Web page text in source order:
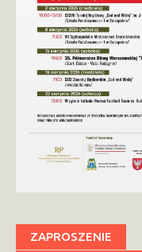
ZAPROSZENIE